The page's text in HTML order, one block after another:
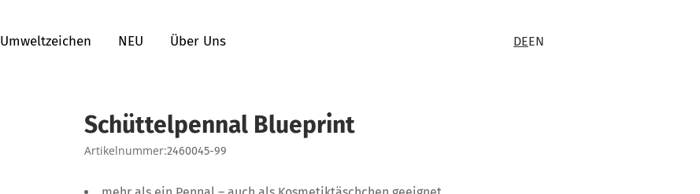
Umweltzeichen NEU Über Uns DEEN
Schüttelpennal Blueprint
Artikelnummer:2460045-99